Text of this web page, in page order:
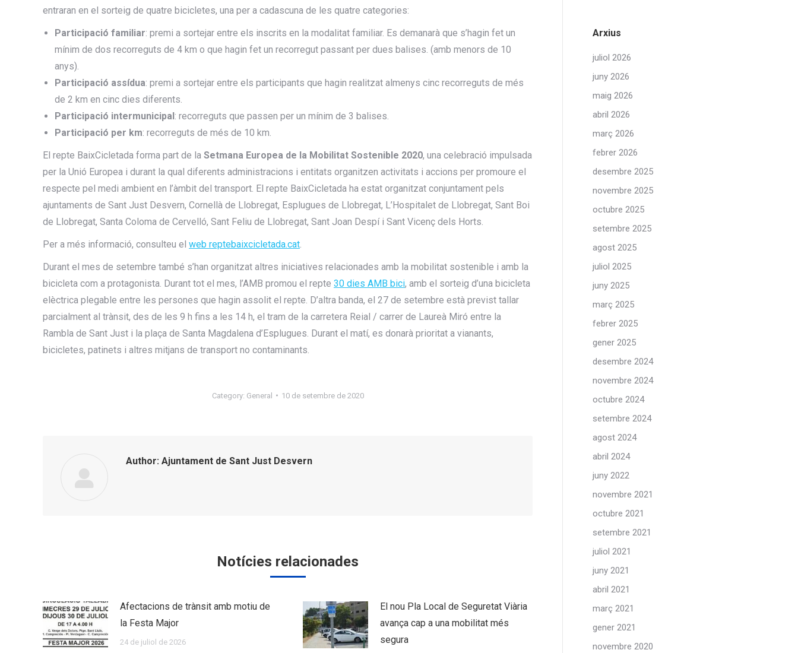
entraran en el sorteig de quatre bicicletes, una per a cadascuna de les quatre categories:
Participació familiar: premi a sortejar entre els inscrits en la modalitat familiar. Es demanarà que s’hagin fet un
mínim de dos recorreguts de 4 km o que hagin fet un recorregut passant per dues balises. (amb menors de 10
anys).
Participació assídua: premi a sortejar entre els participants que hagin realitzat almenys cinc recorreguts de més
de 2 km en cinc dies diferents.
Participació intermunicipal: recorreguts que passen per un mínim de 3 balises.
Participació per km: recorreguts de més de 10 km.
El repte BaixCicletada forma part de la Setmana Europea de la Mobilitat Sostenible 2020, una celebració impulsada
per la Unió Europea i durant la qual diferents administracions i entitats organitzen activitats i accions per promoure el
respecte pel medi ambient en l’àmbit del transport. El repte BaixCicletada ha estat organitzat conjuntament pels
ajuntaments de Sant Just Desvern, Cornellà de Llobregat, Esplugues de Llobregat, L’Hospitalet de Llobregat, Sant Boi
de Llobregat, Santa Coloma de Cervelló, Sant Feliu de Llobregat, Sant Joan Despí i Sant Vicenç dels Horts.
Per a més informació, consulteu el web reptebaixcicletada.cat
Durant el mes de setembre també s’han organitzat altres iniciatives relacionades amb la mobilitat sostenible i amb la
bicicleta com a protagonista. Durant tot el mes, l’AMB promou el repte 30 dies AMB bici, amb el sorteig d’una bicicleta
elèctrica plegable entre les persones que hagin assolit el repte. D’altra banda, el 27 de setembre està previst tallar
parcialment al trànsit, des de les 9 h fins a les 14 h, el tram de la carretera Reial / carrer de Laureà Miró entre la
Rambla de Sant Just i la plaça de Santa Magdalena d’Esplugues. Durant el matí, es donarà prioritat a vianants,
bicicletes, patinets i altres mitjans de transport no contaminants.
Category: General 10 de setembre de 2020
Author: Ajuntament de Sant Just Desvern
Notícies relacionades
Afectacions de trànsit amb motiu de
la Festa Major
24 de juliol de 2026
El nou Pla Local de Seguretat Viària
avança cap a una mobilitat més
segura
Arxius
juliol 2026
juny 2026
maig 2026
abril 2026
març 2026
febrer 2026
desembre 2025
novembre 2025
octubre 2025
setembre 2025
agost 2025
juliol 2025
juny 2025
març 2025
febrer 2025
gener 2025
desembre 2024
novembre 2024
octubre 2024
setembre 2024
agost 2024
abril 2024
juny 2022
novembre 2021
octubre 2021
setembre 2021
juliol 2021
juny 2021
abril 2021
març 2021
gener 2021
novembre 2020